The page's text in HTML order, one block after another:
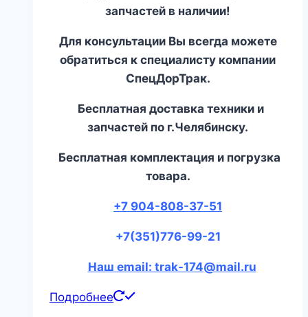
запчастей в наличии!
Для консультации Вы всегда можете
обратиться к специалисту компании
СпецДорТрак.
Бесплатная доставка техники и
запчастей по г.Челябинску.
Бесплатная комплектация и погрузка
товара.
+7 904-808-37-51
+7(351)776-99-21
Наш email: trak-174@mail.ru
Подробнее